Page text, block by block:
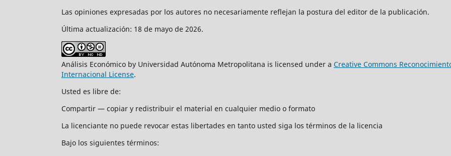
Las opiniones expresadas por los autores no necesariamente reflejan la postura del editor de la publicación.
Última actualización: 18 de mayo de 2026.
Análisis Económico by Universidad Autónoma Metropolitana is licensed under a Creative Commons
Internacional License.
Usted es libre de:
Compartir — copiar y redistribuir el material en cualquier medio o formato
La licenciante no puede revocar estas libertades en tanto usted siga los términos de la licencia
Bajo los siguientes términos: